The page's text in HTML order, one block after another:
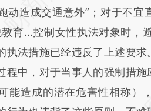
动造成交通意外”；对于不宜
教育...控制女性执法对象时，
执法措施已经违反了上述要
程中，对于当事人的强制措
能造成的潜在危害性相称）